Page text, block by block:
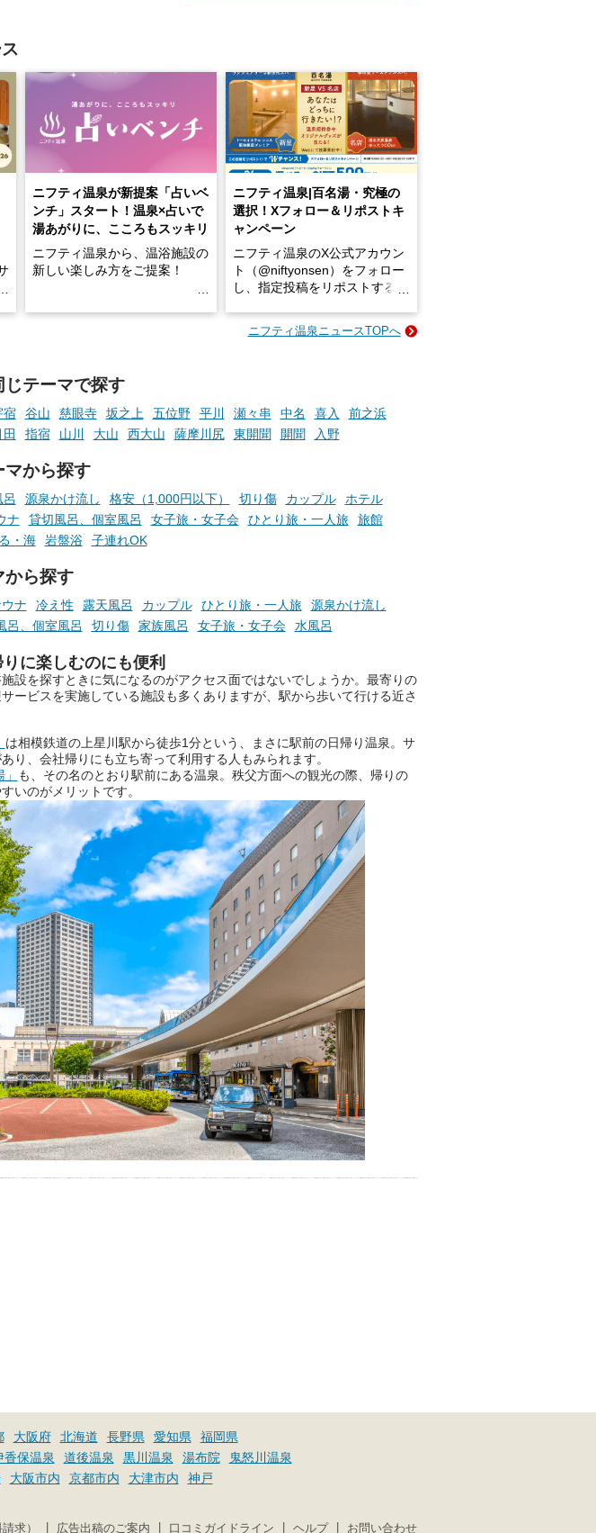
ニフティ温泉が新提案「占いベ
ンチ」スタート！温泉×占いで
湯あがりに、こころもスッキリ
ニフティ温泉から、温浴施設の
新しい楽しみ方をご提案！
手相やタロットなど気軽に楽し
める占いで、“ととのう”おふろ
時間を、もっと特別に。
ニフティ温泉|百名湯・究極の
選択！Xフォロー＆リポストキ
ャンペーン
ニフティ温泉のX公式アカウン
ト（@niftyonsen）をフォロー
し、指定投稿をリポストする
GIFT500円分をプレゼントい
ニフティ温泉ニュースTOPへ
テーマで探す
宿 谷山 慈眼寺 坂之上 五位野 平川 瀬々串 中名 喜入
前之浜
指宿 山川 大山 西大山 薩摩川尻 東開聞 開聞 入野
マから探す
呂 源泉かけ流し 格安（1,000円以下） 切り傷 カップル
ホテル
ナ 貸切風呂、個室風呂 女子旅・女子会 ひとり旅・一人旅
旅館
・海 岩盤浴 子連れOK
から探す
ナ 冷え性 露天風呂 カップル ひとり旅・一人旅
源泉かけ流し
呂、個室風呂 切り傷 家族風呂 女子旅・女子会 水風呂
に楽しむのにも便利
設を探すときに気になるのがアクセス面ではないでしょうか。最寄りの
ービスを実施している施設も多くありますが、駅から歩いて行ける近さ
は相模鉄道の上星川駅から徒歩1分という、まさに駅前の日帰り温泉。サ
り、会社帰りにも立ち寄って利用する人もみられます。
も、その名のとおり駅前にある温泉。秩父方面への観光の際、帰りの
いのがメリットです。
大阪府 北海道 長野県 愛知県
福岡県
香保温泉 道後温泉 黒川温泉 湯布院
鬼怒川温泉
大阪市内 京都市内 大津市内
神戸
お問い合わせ
ヘルプ
口コミガイドライン
広告出稿のご案内
求）